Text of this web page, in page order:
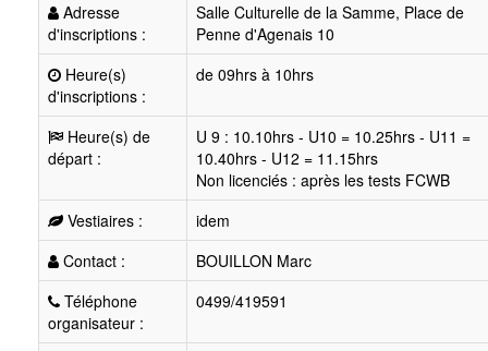
Adresse
d'inscriptions :
Salle Culturelle de la Samme, Place de
Penne d'Agenais 10
Heure(s)
d'inscriptions :
de 09hrs à 10hrs
Heure(s) de
départ :
U 9 : 10.10hrs - U10 = 10.25hrs - U11 =
10.40hrs - U12 = 11.15hrs
Non licenciés : après les tests FCWB
Vestiaires :
idem
Contact :
BOUILLON Marc
Téléphone
organisateur :
0499/419591